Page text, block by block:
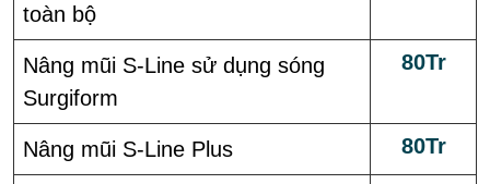
toàn bộ
Nâng mũi S-Line sử dụng sóng
Surgiform
80Tr
Nâng mũi S-Line Plus 80Tr